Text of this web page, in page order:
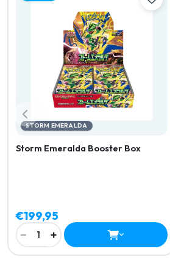
STORM EMERALDA
Storm Emeralda Booster Box
€199,95
− 1 +